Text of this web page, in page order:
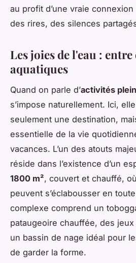
au profit d’une vraie
des rires, des silences
Les joies de l'eau :
aquatiques
Quand on parle d’activités
s’impose naturellement. Ici, elle
seulement une destination,
essentielle de la vie
vacances. L’un des atouts
réside dans l’existence d’un
1800 m², couvert et chauffé,
peuvent s’éclabousser en
complexe comprend un
pataugeoire chauffée, des jeux
un bassin de nage idéal pour
de garder la forme.